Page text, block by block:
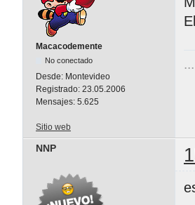
Macacodemente
No conectado
Desde: Montevideo
Registrado: 23.05.2006
Mensajes: 5.625
Sitio web
NNP